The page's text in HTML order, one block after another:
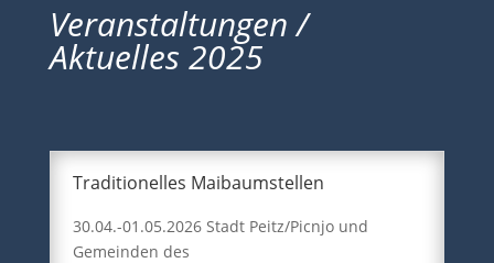
Veranstaltungen /
Aktuelles 2025
Traditionelles Maibaumstellen
30.04.-01.05.2026 Stadt Peitz/Picnjo und
Gemeinden des